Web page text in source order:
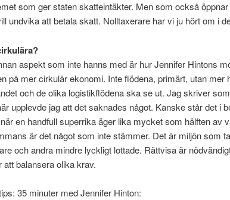
som ger staten skatteintäkter. Men som också
undvika att betala skatt. Nolltaxerare har vi ju hört om i
aspekt som inte hanns med är hur Jennifer Hintons
på mer cirkulär ekonomi. Inte flödena, primärt, utan mer
och de olika logistikflödena ska se ut. Jag skriver
upplevde jag att det saknades något. Kanske står det i
en handfull superrika äger lika mycket som hälften av
är det något som inte stämmer. Det är miljön som
och andra mindre lyckligt lottade. Rättvisa är
att balansera olika krav.
35 minuter med Jennifer Hinton: